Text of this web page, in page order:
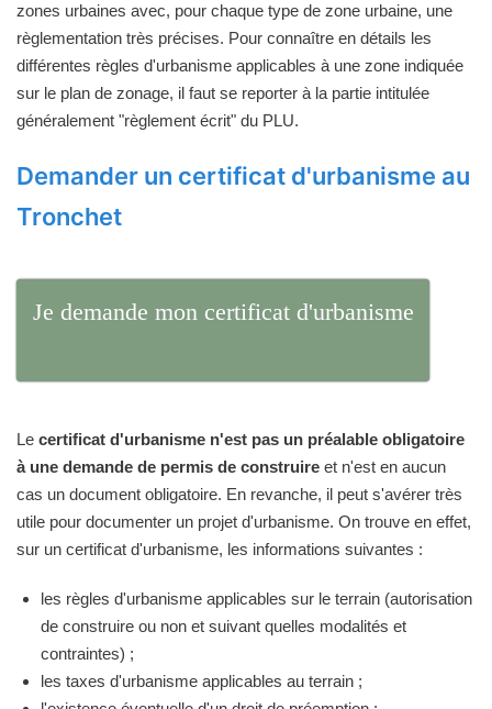
zones urbaines avec, pour chaque type de zone urbaine, une
règlementation très précises. Pour connaître en détails les
différentes règles d'urbanisme applicables à une zone indiquée
sur le plan de zonage, il faut se reporter à la partie intitulée
généralement "règlement écrit" du PLU.
Demander un certificat d'urbanisme au
Tronchet
Je demande mon certificat d'urbanisme
Le certificat d'urbanisme n'est pas un préalable obligatoire
à une demande de permis de construire et n'est en aucun
cas un document obligatoire. En revanche, il peut s'avérer très
utile pour documenter un projet d'urbanisme. On trouve en effet,
sur un certificat d'urbanisme, les informations suivantes :
les règles d'urbanisme applicables sur le terrain (autorisation
de construire ou non et suivant quelles modalités et
contraintes) ;
les taxes d'urbanisme applicables au terrain ;